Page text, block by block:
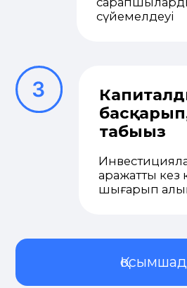
© 2026. Барлық құқықтар қорғалған